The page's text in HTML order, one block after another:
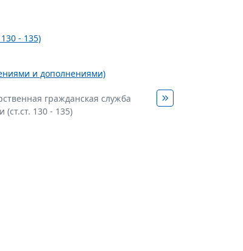
- 135)
и дополнениями)
гражданская служба
(ст.ст. 130 - 135)